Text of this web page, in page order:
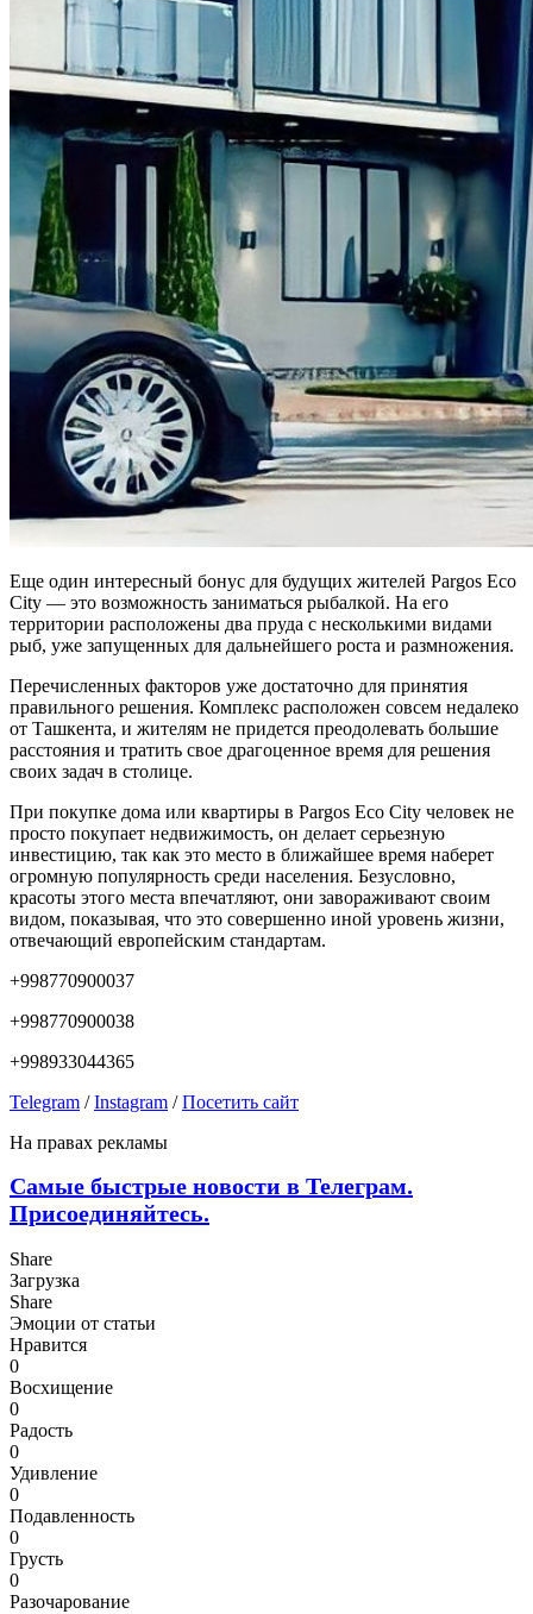
Еще один интересный бонус для будущих жителей Pargos Eco
City — это возможность заниматься рыбалкой. На его
территории расположены два пруда с несколькими видами
рыб, уже запущенных для дальнейшего роста и размножения.
Перечисленных факторов уже достаточно для принятия
правильного решения. Комплекс расположен совсем недалеко
от Ташкента, и жителям не придется преодолевать большие
расстояния и тратить свое драгоценное время для решения
своих задач в столице.
При покупке дома или квартиры в Pargos Eco City человек не
просто покупает недвижимость, он делает серьезную
инвестицию, так как это место в ближайшее время наберет
огромную популярность среди населения. Безусловно,
красоты этого места впечатляют, они завораживают своим
видом, показывая, что это совершенно иной уровень жизни,
отвечающий европейским стандартам.
+998770900037
+998770900038
+998933044365
Telegram /Instagram /Посетить сайт
На правах рекламы
Самые быстрые новости в Телеграм.
Присоединяйтесь.
Share
Загрузка
Share
Эмоции от статьи
Нравится
0
Восхищение
0
Радость
0
Удивление
0
Подавленность
0
Грусть
0
Разочарование